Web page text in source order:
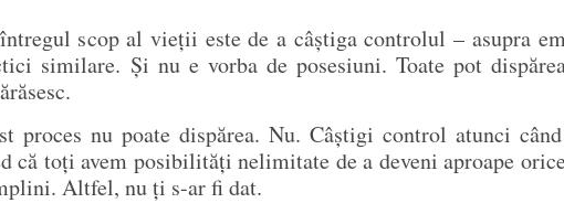
scop al vieții este de a câștiga controlul – asupra
similare. Și nu e vorba de posesiuni. Toate pot
proces nu poate dispărea. Nu. Câștigi control atunci
că toți avem posibilități nelimitate de a deveni aproape
Altfel, nu ți s-ar fi dat.